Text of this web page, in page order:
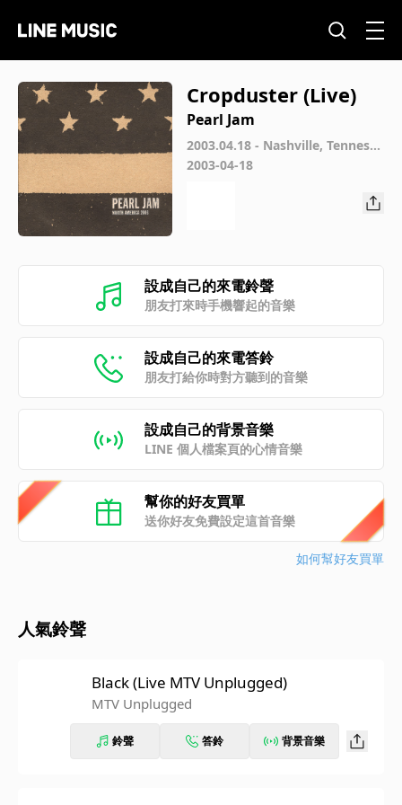
Cropduster (Live)
Pearl Jam
2003.04.18 - Nashville, Tennesse
e (Live)
2003-04-18
設成自己的來電鈴聲
朋友打來時手機響起的音樂
設成自己的來電答鈴
朋友打給你時對方聽到的音樂
設成自己的背景音樂
LINE 個人檔案頁的心情音樂
幫你的好友買單
送你好友免費設定這首音樂
如何幫好友買單
人氣鈴聲
Black (Live MTV Unplugged)
MTV Unplugged
鈴聲 答鈴 背景音樂